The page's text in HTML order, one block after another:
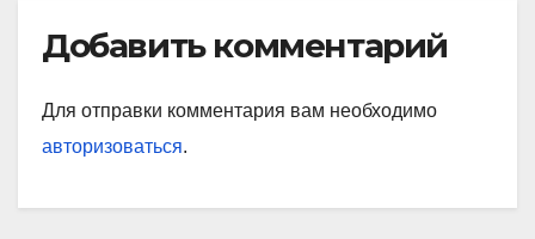
Добавить комментарий
Для отправки комментария вам необходимо
авторизоваться.